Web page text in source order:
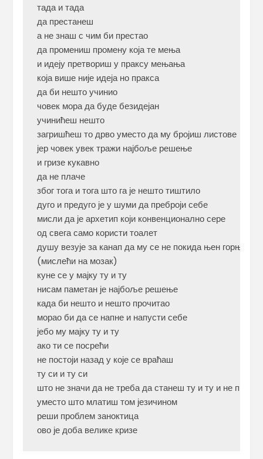
тада и тада
да престанеш
а не знаш с чим би престао
да промениш промену која те мења
и идеју претвориш у праксу мењања
која више није идеја но пракса
да би нешто учинио
човек мора да буде безидејан
учинићеш нешто
загришћеш то дрво уместо да му бројиш листове
јер човек увек тражи најбоље решење
и гризе кукавно
да не плаче
због тога и тога што га је нешто тиштило
дуго и предуго је у шуми да преброји себе
мисли да је архетип који конвенционално сере
од свега само користи тоалет
душу везује за канап да му се не покида њен горњи
(мислећи на мозак)
куне се у мајку ту и ту
нисам паметан је најбоље решење
када би нешто и нешто прочитао
морао би да се напне и напусти себе
јебо му мајку ту и ту
ако ти се посрећи
не постоји назад у које се враћаш
ту си и ту си
што не значи да не треба да станеш ту и ту и не
уместо што млатиш том језичином
реши проблем заноктица
ово је доба велике кризе